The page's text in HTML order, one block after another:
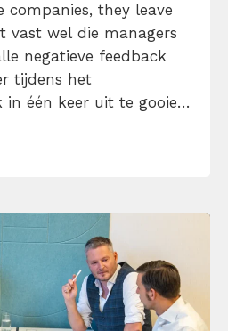
companies, they leave
vast wel die managers
negatieve feedback
tijdens het
in één keer uit te gooien.
representatief.” Of